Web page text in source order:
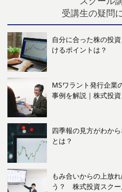
受講生の疑問
自分に合った株の投
けるポイントは？
MSワラント発行企業
事例を解説｜株式投
四季報の見方がわか
とは？
もみ合いからの上放
う？ 株式投資スクー